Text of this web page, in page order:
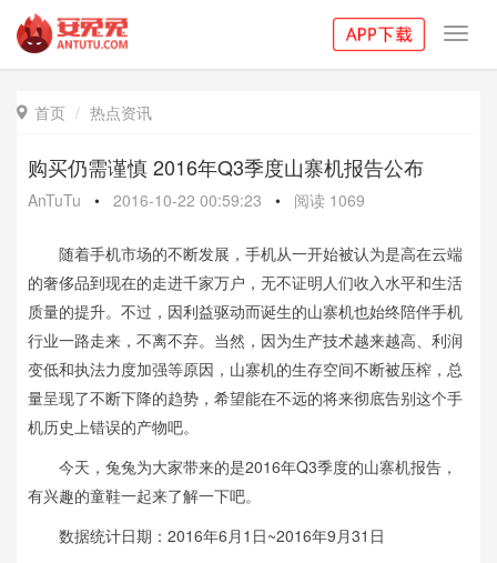
 首页 热点资讯
购买仍需谨慎 2016年Q3季度山寨机报告公布
AnTuTu • 2016-10-22 00:59:23 • 阅读 1069
随着手机市场的不断发展，手机从一开始被认为是高在云端
的奢侈品到现在的走进千家万户，无不证明人们收入水平和生活
质量的提升。不过，因利益驱动而诞生的山寨机也始终陪伴手机
行业一路走来，不离不弃。当然，因为生产技术越来越高、利润
变低和执法力度加强等原因，山寨机的生存空间不断被压榨，总
量呈现了不断下降的趋势，希望能在不远的将来彻底告别这个手
机历史上错误的产物吧。
今天，兔兔为大家带来的是2016年Q3季度的山寨机报告，
有兴趣的童鞋一起来了解一下吧。
数据统计日期：2016年6月1日~2016年9月31日